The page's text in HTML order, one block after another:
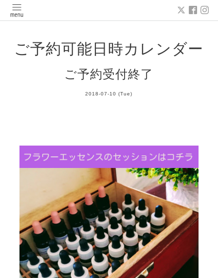
ご予約可能日時カレンダー
ご予約受付終了
2018-07-10 (Tue)